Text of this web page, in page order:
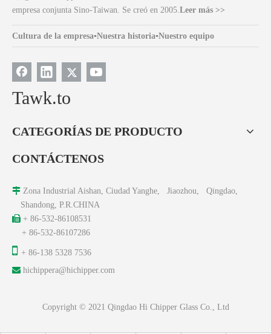
empresa conjunta Sino-Taiwan. Se creó en 2005. Leer más >>
Cultura de la empresa▪Nuestra historia▪Nuestro equipo
Tawk.to
CATEGORÍAS DE PRODUCTO
CONTÁCTENOS
 Zona Industrial Aishan, Ciudad Yanghe, Jiaozhou, Qingdao,
Shandong, P.R.CHINA
 + 86-532-86108531
+ 86-532-86107286
 + 86-138 5328 7536
 hichippera@hichipper.com
Copyright © 2021 Qingdao Hi Chipper Glass Co., Ltd